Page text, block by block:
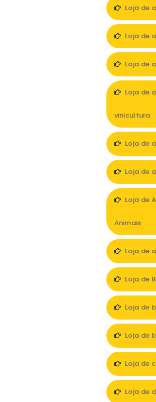
Loja de
Loja de
Loja de
Loja de
vinicultura
Loja de
Loja de
Loja de
Animais
Loja de
Loja de
Loja de
Loja de
Loja de
Loja de